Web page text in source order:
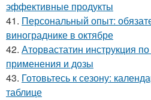
эффективные продукты
41. Персональный опыт:
винограднике в октябре
42. Аторвастатин инструкция
применения и дозы
43. Готовьтесь к сезону:
таблице